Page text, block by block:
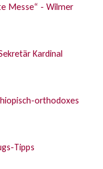
Messe“ - Wilmer
Kardinal
orthodoxes
Tipps